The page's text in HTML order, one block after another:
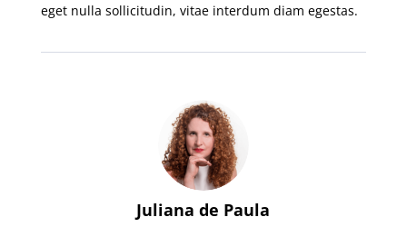
eget nulla sollicitudin, vitae interdum diam egestas.
Juliana de Paula